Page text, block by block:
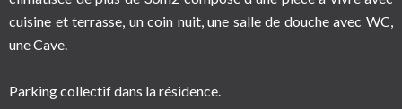
cuisine et terrasse, un coin nuit, une salle de douche avec WC,
une Cave.
Parking collectif dans la résidence.